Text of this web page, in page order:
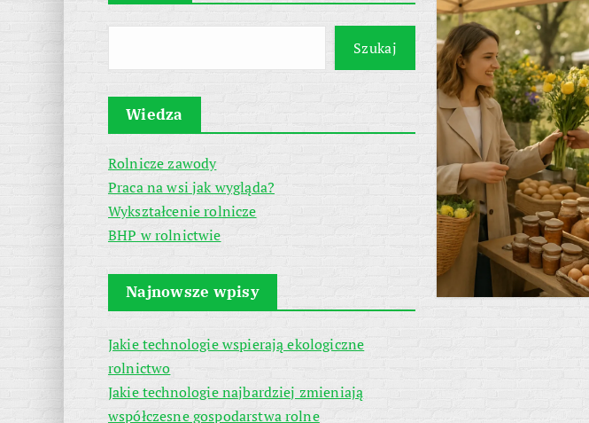
Szukaj
Wiedza
Rolnicze zawody
Praca na wsi jak wygląda?
Wykształcenie rolnicze
BHP w rolnictwie
Najnowsze wpisy
Jakie technologie wspierają ekologiczne
rolnictwo
Jakie technologie najbardziej zmieniają
współczesne gospodarstwa rolne